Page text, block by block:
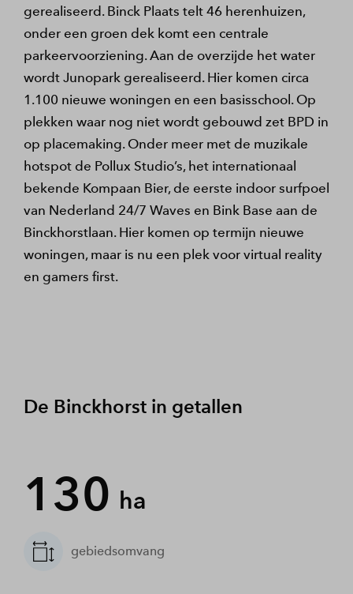
gerealiseerd. Binck Plaats telt 46 herenhuizen,
onder een groen dek komt een centrale
parkeervoorziening. Aan de overzijde het water
wordt Junopark gerealiseerd. Hier komen circa
1.100 nieuwe woningen en een basisschool. Op
plekken waar nog niet wordt gebouwd zet BPD in
op placemaking. Onder meer met de muzikale
hotspot de Pollux Studio’s, het internationaal
bekende Kompaan Bier, de eerste indoor surfpoel
van Nederland 24/7 Waves en Bink Base aan de
Binckhorstlaan. Hier komen op termijn nieuwe
woningen, maar is nu een plek voor virtual reality
en gamers first.
De Binckhorst in getallen
130 ha
gebiedsomvang